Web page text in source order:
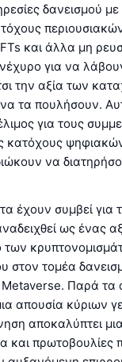
δανεισμού
και άλλα μη
για να
την αξία των
τα πουλήσουν.
για τους
κατόχους
να
έχουν συμβεί για
ως ένας
στον τομέα
Metaverse. Παρά τα
απουσία κύριων
αποκαλύπτει
και πρωτοβουλίες